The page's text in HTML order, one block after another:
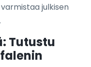
julkisen
Tutustu